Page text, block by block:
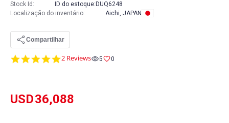
5.0
2 Reviews 5 0
USD36,088
Stock Id: ID do estoque: DUQ6248
Localização do inventário: Aichi, JAPAN
Compartilhar